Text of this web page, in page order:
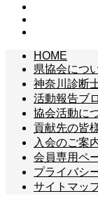
HOME
県協会につ
神奈川診断
活動報告ブ
協会活動に
貢献先の皆
入会のご案
会員専用ペ
プライバシ
サイトマッ